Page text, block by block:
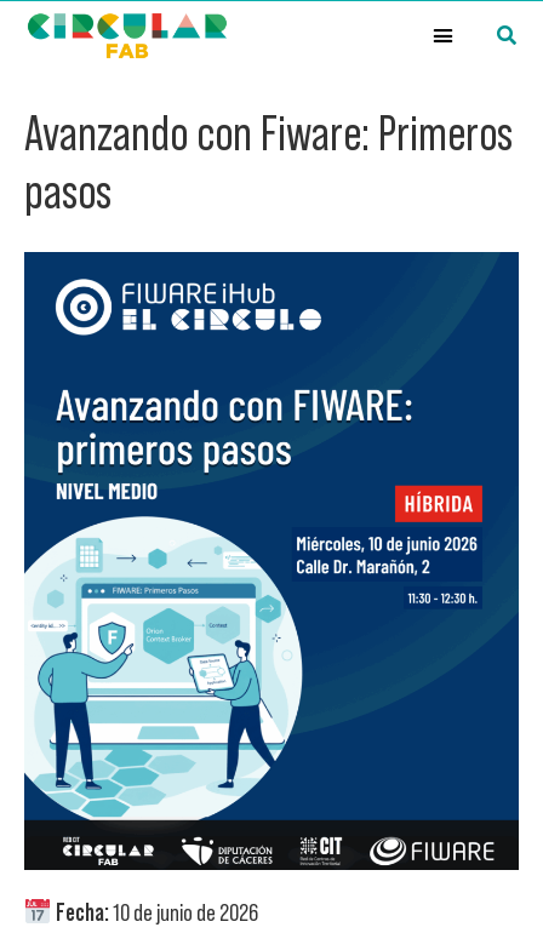
Avanzando con Fiware: Primeros
pasos
Fecha:10 de junio de 2026